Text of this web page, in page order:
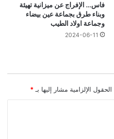
فاس… الإفراج عن ميزانية تهيئة
وبناء طرق بجماعة عين بيضاء
وجماعة اولاد الطيب
2024-06-11
الحقول الإلزامية مشار إليها بـ *